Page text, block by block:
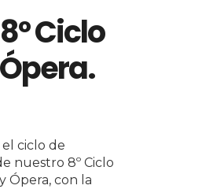
Ciclo
ciclo de
nuestro 8º Ciclo
Ópera, con la